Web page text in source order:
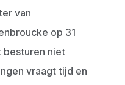
van
op 31
besturen niet
vraagt tijd en